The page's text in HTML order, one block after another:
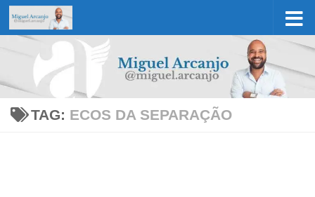
Skip to content
TAG: ECOS DA SEPARAÇÃO